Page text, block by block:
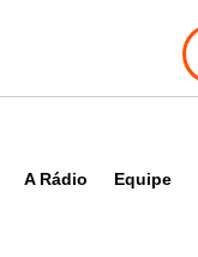
A Rádio Equipe